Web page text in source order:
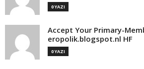
0 YAZI
Accept Your Primary-
eropolik.blogspot.nl HF
0 YAZI